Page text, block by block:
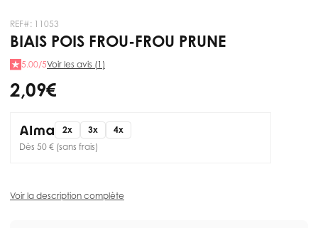
REF#: 11053
BIAIS POIS FROU-FROU PRUNE
5.00/5Voir les avis (1)
2,09 €
2x 3x
4x
Dès 50 € (sans frais)
Voir la description complète